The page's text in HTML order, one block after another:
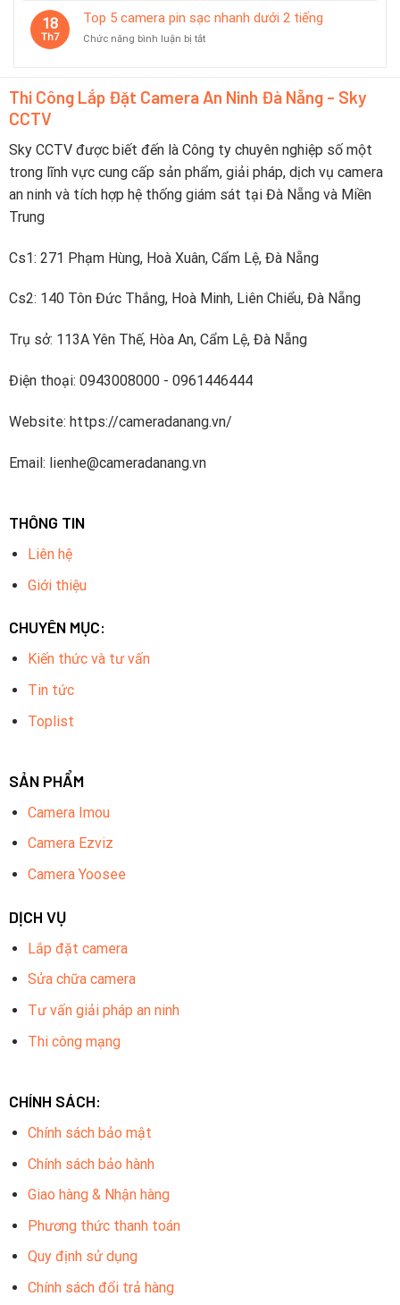
dùng
8
báo
trực
tiếp
thoại
18
Th7
Top 5 camera pin sạc nhanh dưới 2 tiếng
Chức năng bình luận bị tắtở
pin
dưới
2
tiếng
Thi Công Lắp Đặt Camera An Ninh Đà Nẵng - Sky
CCTV
Sky CCTV được biết đến là Công ty chuyên nghiệp số một
trong lĩnh vực cung cấp sản phẩm, giải pháp, dịch vụ camera
an ninh và tích hợp hệ thống giám sát tại Đà Nẵng và Miền
Trung
Cs1: 271 Phạm Hùng, Hoà Xuân, Cẩm Lệ, Đà Nẵng
Cs2: 140 Tôn Đức Thắng, Hoà Minh, Liên Chiểu, Đà Nẵng
Trụ sở: 113A Yên Thế, Hòa An, Cẩm Lệ, Đà Nẵng
Điện thoại: 0943008000 - 0961446444
Website: https://cameradanang.vn/
Email: lienhe@cameradanang.vn
THÔNG TIN
Liên hệ
Giới thiệu
CHUYÊN MỤC:
Kiến thức và tư vấn
Tin tức
Toplist
SẢN PHẨM
Camera Imou
Camera Ezviz
Camera Yoosee
DỊCH VỤ
Lắp đặt camera
Sửa chữa camera
Tư vấn giải pháp an ninh
Thi công mạng
CHÍNH SÁCH:
Chính sách bảo mật
Chính sách bảo hành
Giao hàng & Nhận hàng
Phương thức thanh toán
Quy định sử dụng
Chính sách đổi trả hàng